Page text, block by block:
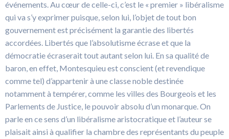
événements. Au cœur de celle-ci, c’est le « premier » libéralisme
qui va s’y exprimer puisque, selon lui, l’objet de tout bon
gouvernement est précisément la garantie des libertés
accordées. Libertés que l’absolutisme écrase et que la
démocratie écraserait tout autant selon lui. En sa qualité de
baron, en effet, Montesquieu est conscient (et revendique
comme tel) d’appartenir à une classe noble destinée
notamment à tempérer, comme les villes des Bourgeois et les
Parlements de Justice, le pouvoir absolu d’un monarque. On
parle en ce sens d’un libéralisme aristocratique et l’auteur se
plaisait ainsi à qualifier la chambre des représentants du peuple